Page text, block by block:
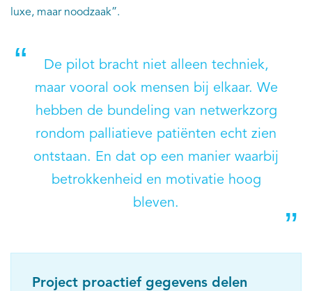
luxe, maar noodzaak”.
De pilot bracht niet alleen techniek,
maar vooral ook mensen bij elkaar. We
hebben de bundeling van netwerkzorg
rondom palliatieve patiënten echt zien
ontstaan. En dat op een manier waarbij
betrokkenheid en motivatie hoog
bleven.
Project proactief gegevens delen